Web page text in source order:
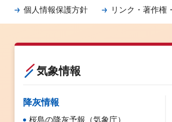
個人情報保護方針 リンク・著作権
気象情報
降灰情報
桜島の降灰予報（気象庁）